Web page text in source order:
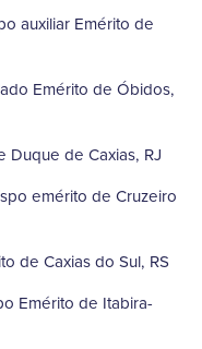
auxiliar Emérito de
Emérito de Óbidos,
Duque de Caxias, RJ
emérito de Cruzeiro
de Caxias do Sul, RS
Emérito de Itabira-